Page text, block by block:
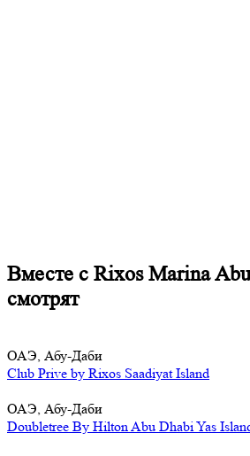
Вместе с Rixos Marina
смотрят
ОАЭ, Абу-Даби
Club Prive by Rixos Saadiyat Island
ОАЭ, Абу-Даби
Doubletree By Hilton Abu Dhabi Yas